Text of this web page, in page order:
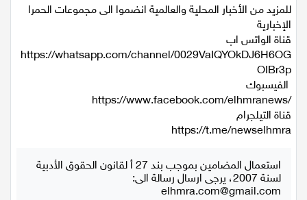
مقالات
مطبخ
صحة وطب
مجلة الحمرا
تكنولوجيا
للمزيد من الأخبار المحلية والعالمية انضموا الى مجموعات الحمرا
الإخبارية
قناة الواتس اب
https://whatsapp.com/channel/0029VaIQYOkDJ6H6OG
OIBr3p
الفيسبوك
https://www.facebook.com/elhmranews/
قناة التيلجرام
استعمال المضامين بموجب بند 27 أ لقانون الحقوق الأدبية
لسنة 2007، يرجى ارسال رسالة الى: